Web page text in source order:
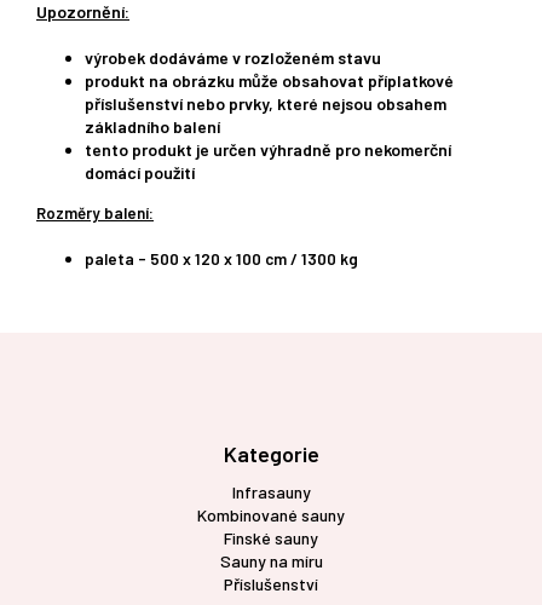
Upozornění:
výrobek dodáváme v rozloženém stavu
produkt na obrázku může obsahovat příplatkové
příslušenství nebo prvky, které nejsou obsahem
základního balení
tento produkt je určen výhradně pro nekomerční
domácí použití
Rozměry balení:
paleta - 500 x 120 x 100 cm / 1300 kg
Kategorie
Infrasauny
Kombinované sauny
Finské sauny
Sauny na míru
Příslušenství